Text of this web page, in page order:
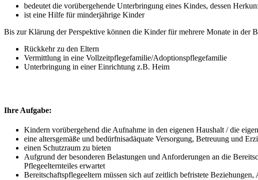
bedeutet die vorübergehende Unterbringung eines Kindes, dessen
ist eine Hilfe für minderjährige Kinder
Bis zur Klärung der Perspektive können die Kinder für mehrere Monate in der
Rückkehr zu den Eltern
Vermittlung in eine Vollzeitpflegefamilie/Adoptionspflegefamilie
Unterbringung in einer Einrichtung z.B. Heim
Ihre Aufgabe:
Kindern vorübergehend die Aufnahme in den eigenen Haushalt / die
eine altersgemäße und bedürfnisadäquate Versorgung, Betreuung und
einen Schutzraum zu bieten
Aufgrund der besonderen Belastungen und Anforderungen an die
Pflegeelternteiles erwartet
Bereitschaftspflegeeltern müssen sich auf zeitlich befristete